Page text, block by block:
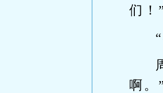
们！
啊。